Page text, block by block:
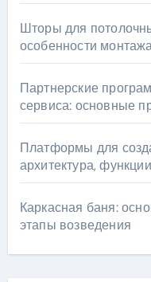
Шторы для
особенности
Партнерские
сервиса: основные
Платформы для
архитектура,
Каркасная баня:
этапы возведения